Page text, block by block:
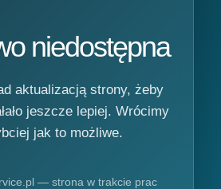
niedostępna
aktualizacją strony, żeby
jeszcze lepiej. Wrócimy
jak to możliwe.
— strona w trakcie prac